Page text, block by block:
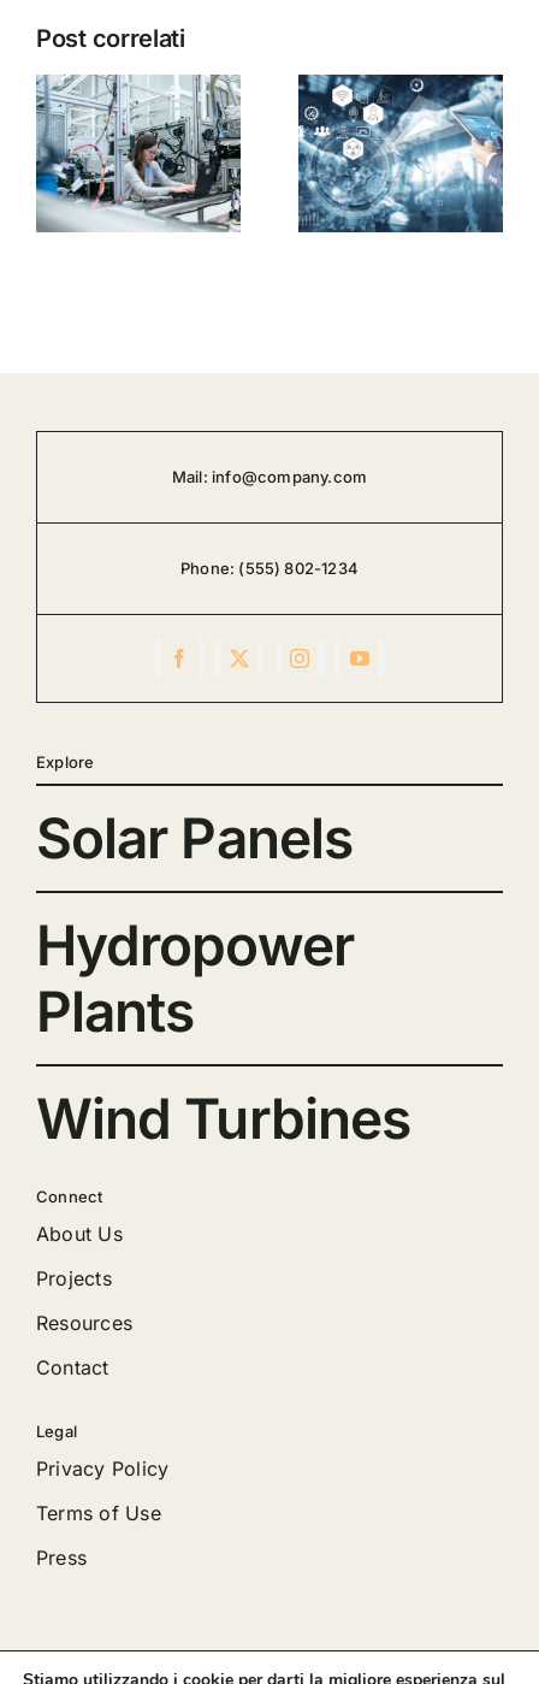
Post correlati
La fiducia
nei sistemi
di
automazione
UX e
dei
processi
Mail: info@company.com
Phone: (555) 802-1234
Explore
Solar Panels
Hydropower
Plants
Wind Turbines
Connect
About Us
Projects
Resources
Contact
Legal
Privacy Policy
Terms of Use
Press